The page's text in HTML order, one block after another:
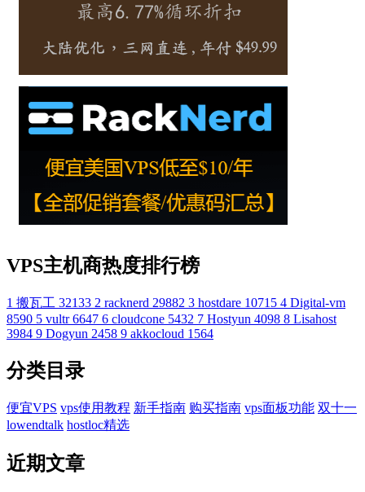
VPS主机商热度排行榜
1 搬瓦工 32133 2 racknerd 29882 3 hostdare 10715 4 Digital-vm
8590 5 vultr 6647 6 cloudcone 5432 7 Hostyun 4098 8 Lisahost
3984 9 Dogyun 2458 9 akkocloud 1564
分类目录
便宜VPS vps使用教程 新手指南 购买指南 vps面板功能 双十一
lowendtalk hostloc精选
近期文章